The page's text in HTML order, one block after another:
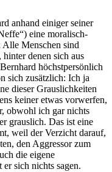
anhand einiger seiner
eine moralisch-
Alle Menschen sind
denen sich aus
höchstpersönlich
sich zusätzlich: Ich ja
dieser Grauslichkeiten
keiner etwas vorwerfen,
obwohl ich gar nichts
grauslich. Das ist eine
weil der Verzicht darauf,
den Aggressor zum
die eigene
er sich nichts sagen.